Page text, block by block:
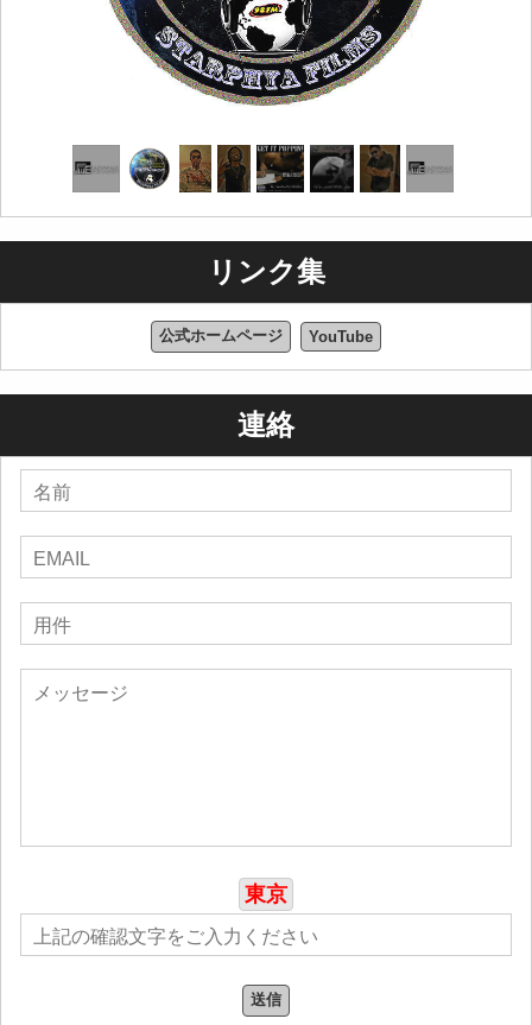
動は、ペンシルバニア州ダービーの居間の片隅で始まり
ました。そこには、お下がりのキーボード、携帯電話 2
台、積み重ねられた牛乳箱 2 つ、そしてめったに空にな
らない壊れた布団がありました。彼らは何時間も座っ
きました。重ねて、書いて、録音する、それはアップグ
レードされた古い手法でしたが、非常に効果的でした。
プロデューサーとアーティストの役割を交互に担いなが
ら、彼らは「もしも」について語り、一生懸命に制作し
たものを世界に聴いてもらえる立場になりたいという願
あらゆる方面から支援が寄せられました。彼らには、す
でに独立系音楽コミュニティから素晴らしい支持者がい
ました。さまざまなプロモーターや仲間のアーティスト
から機会を与えられていましたが、このビジネスに欠け
ていたのはビジネスの側面だけでした。古い友人であり
提示されました。 FaithWalk Management をレーベルの
地位に引き上げるために次に何をすべきかまったくわか
ました。
フィア/ダービーからオハイオ州コロンバスに引っ越しま
した。 彼らのこの大きな人生の変化を受け入れ、後押し
してくれたのはほんの一握りの人々だけでした。 母親や
祖母から教わったことをやる以外に具体的な行動計画は
難であることはわかっていましたが、それはどうでもい
いことでした。 断られるほど、激しさが増しました。 想
像を超える勢いで、2009 年の夏、FaithWalk
Entertainment は正式にオハイオ州に登録されました。 そ
れだけでは、同業者から認められることはありません。
リンク集
公式ホームページ YouTube
連絡
東京
送信